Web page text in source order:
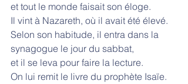
et tout le monde faisait son éloge.
Il vint à Nazareth, où il avait été élevé.
Selon son habitude, il entra dans la
synagogue le jour du sabbat,
et il se leva pour faire la lecture.
On lui remit le livre du prophète Isaïe.